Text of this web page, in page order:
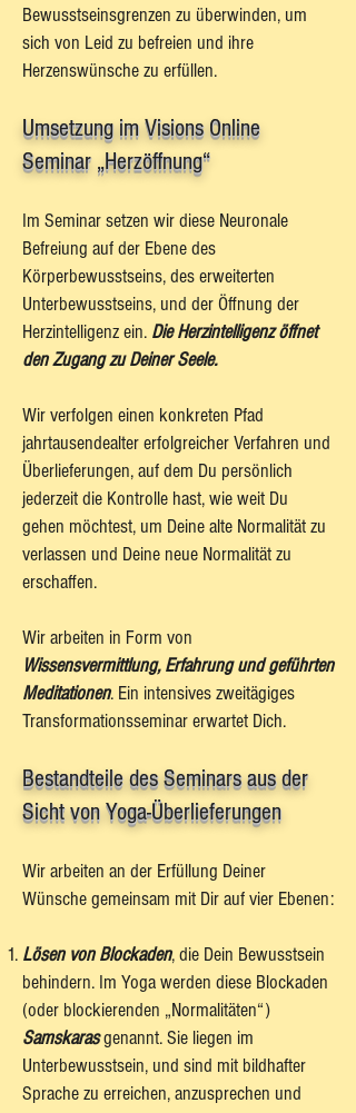
Bewusstseinsgrenzen zu überwinden, um
sich von Leid zu befreien und ihre
Herzenswünsche zu erfüllen.
Umsetzung im Visions Online
Seminar „Herzöffnung“
Im Seminar setzen wir diese Neuronale
Befreiung auf der Ebene des
Körperbewusstseins, des erweiterten
Unterbewusstseins, und der Öffnung der
Herzintelligenz ein. Die Herzintelligenz öffnet
den Zugang zu Deiner Seele.
Wir verfolgen einen konkreten Pfad
jahrtausendealter erfolgreicher Verfahren und
Überlieferungen, auf dem Du persönlich
jederzeit die Kontrolle hast, wie weit Du
gehen möchtest, um Deine alte Normalität zu
verlassen und Deine neue Normalität zu
erschaffen.
Wir arbeiten in Form von
Wissensvermittlung, Erfahrung und geführten
Meditationen. Ein intensives zweitägiges
Transformationsseminar erwartet Dich.
Bestandteile des Seminars aus der
Sicht von Yoga-Überlieferungen
Wir arbeiten an der Erfüllung Deiner
Wünsche gemeinsam mit Dir auf vier Ebenen:
Lösen von Blockaden, die Dein Bewusstsein
behindern. Im Yoga werden diese Blockaden
(oder blockierenden „Normalitäten“)
Samskarasgenannt. Sie liegen im
Unterbewusstsein, und sind mit bildhafter
Sprache zu erreichen, anzusprechen und